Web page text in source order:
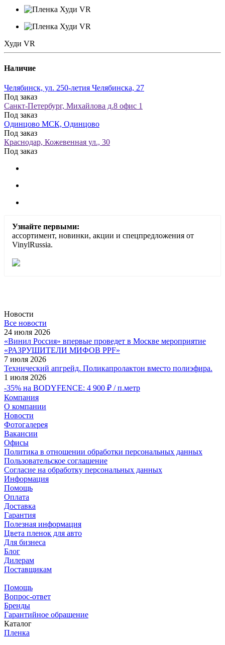
Худи VR
Наличие
Челябинск, ул. 250-летия Челябинска, 27
Под заказ
Санкт-Петербург, Михайлова д.8 офис 1
Под заказ
Одинцово МСК, Одинцово
Под заказ
Краснодар, Кожевенная ул., 30
Под заказ
Узнайте первыми:
ассортимент, новинки, акции и спецпредложения от
VinylRussia.
Новости
Все новости
24 июля 2026
«Винил Россия» впервые проведет в Москве мероприятие
«РАЗРУШИТЕЛИ МИФОВ PPF»
7 июля 2026
Технический апгрейд. Поликапролактон вместо полиэфира.
1 июля 2026
-35% на BODYFENCE: 4 900 ₽ / п.метр
Компания
О компании
Новости
Фотогалерея
Вакансии
Офисы
Политика в отношении обработки персональных данных
Пользовательское соглашение
Согласие на обработку персональных данных
Информация
Помощь
Оплата
Доставка
Гарантия
Полезная информация
Цвета пленок для авто
Для бизнеса
Блог
Дилерам
Поставщикам
Помощь
Вопрос-ответ
Бренды
Гарантийное обращение
Каталог
Пленка